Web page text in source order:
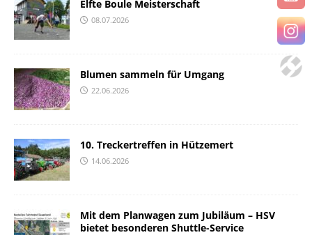
Elfte Boule Meisterschaft
08.07.2026
Blumen sammeln für Umgang
22.06.2026
10. Treckertreffen in Hützemert
14.06.2026
Mit dem Planwagen zum Jubiläum – HSV
bietet besonderen Shuttle-Service